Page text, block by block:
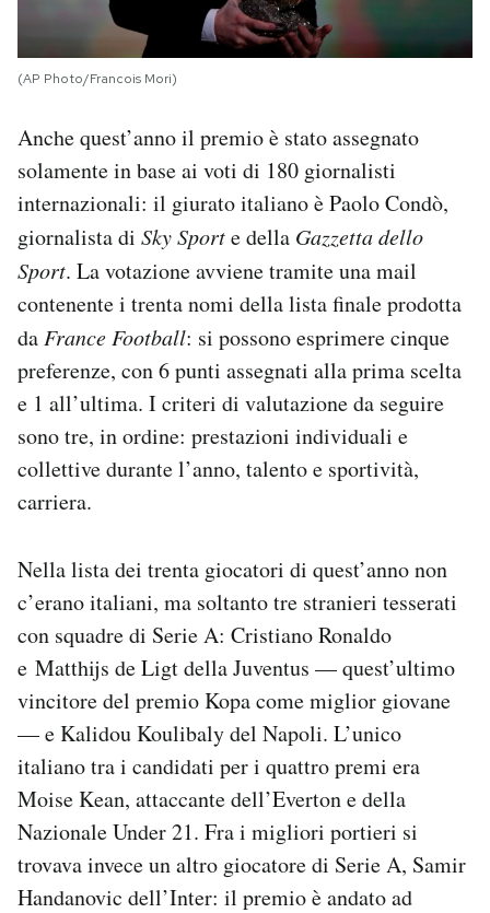
(AP Photo/Francois Mori)
Anche quest’anno il premio è stato assegnato
solamente in base ai voti di 180 giornalisti
internazionali: il giurato italiano è Paolo Condò,
giornalista di Sky Sporte della Gazzetta dello
Sport. La votazione avviene tramite una mail
contenente i trenta nomi della lista finale prodotta
da France Football: si possono esprimere cinque
preferenze, con 6 punti assegnati alla prima scelta
e 1 all’ultima. I criteri di valutazione da seguire
sono tre, in ordine: prestazioni individuali e
collettive durante l’anno, talento e sportività,
carriera.
Nella lista dei trenta giocatori di quest’anno non
c’erano italiani, ma soltanto tre stranieri tesserati
con squadre di Serie A: Cristiano Ronaldo
e Matthijs de Ligt della Juventus — quest’ultimo
vincitore del premio Kopa come miglior giovane
— e Kalidou Koulibaly del Napoli. L’unico
italiano tra i candidati per i quattro premi era
Moise Kean, attaccante dell’Everton e della
Nazionale Under 21. Fra i migliori portieri si
trovava invece un altro giocatore di Serie A, Samir
Handanovic dell’Inter: il premio è andato ad